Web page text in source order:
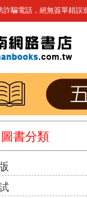
騙電話，絕無簽單錯誤
圖書分類